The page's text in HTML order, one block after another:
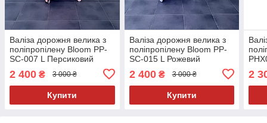
Валіза дорожня велика з
поліпропілену Bloom PP-
SC-007 L Персиковий
2 400 ₴ 3 000 ₴
Купити
Валіза дорожня велика з
поліпропілену Bloom PP-
SC-015 L Рожевий
2 400₴ 3 000 ₴
Купити
2